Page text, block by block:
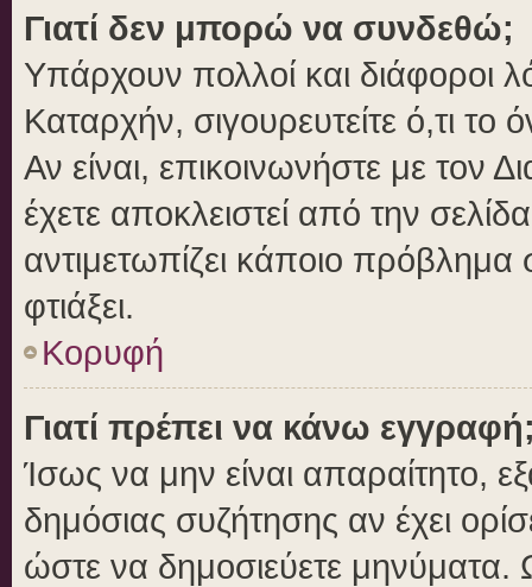
Γιατί δεν μπορώ να συνδεθώ;
Υπάρχουν πολλοί και διάφοροι
Καταρχήν, σιγουρευτείτε ό,τι
Αν είναι, επικοινωνήστε με τον
έχετε αποκλειστεί από την
αντιμετωπίζει κάποιο πρόβλημα
φτιάξει.
Κορυφή
Γιατί πρέπει να κάνω
Ίσως να μην είναι απαραίτητο,
δημόσιας συζήτησης αν έχει
ώστε να δημοσιεύετε μηνύματα.